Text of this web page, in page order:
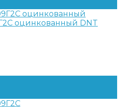
оцинкованный DNT